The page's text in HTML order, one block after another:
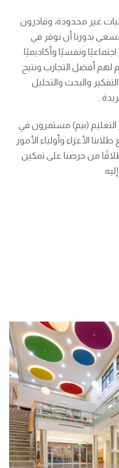
غير محدودة، وقادرون
بدورنا أن نوفر في
ونفسيًا وأكاديميًا.
لهم أفضل التجارب ونتيح
والبحث والتحليل
.
(بيم) مستمرون في
الأعزاء وأولياء الأمور
من حرصنا على تمكين